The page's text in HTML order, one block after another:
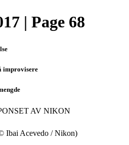
| Page 68
improvisere
AV NIKON
Ibai Acevedo / Nikon)